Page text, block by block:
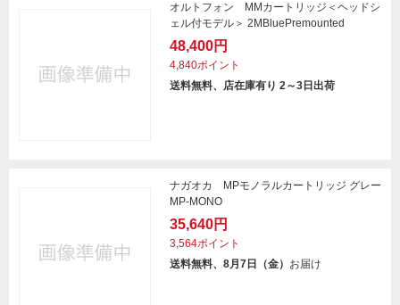
オルトフォン MMカートリッジ＜ヘッドシ
ェル付モデル＞ 2MBluePremounted
48,400円
4,840ポイント
送料無料、店在庫有り 2～3日出荷
ナガオカ MPモノラルカートリッジ グレー
MP-MONO
35,640円
3,564ポイント
送料無料、8月7日（金） お届け